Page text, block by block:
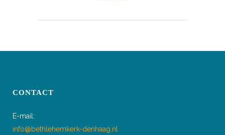
CONTACT
E-mail:
info@bethlehemkerk-denhaag.nl